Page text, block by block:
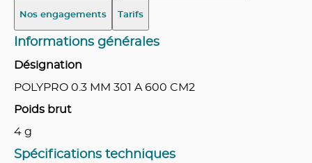
Nos engagements Tarifs
Informations générales
Désignation
POLYPRO 0.3 MM 301 A 600 CM2
Poids brut
4 g
Spécifications techniques